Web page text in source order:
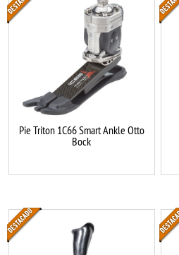
Pie Triton 1C66 Smart Ankle Otto
Bock